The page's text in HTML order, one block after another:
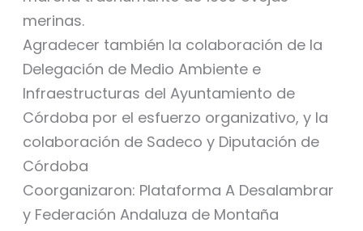
merinas.
Agradecer también la colaboración de la
Delegación de Medio Ambiente e
Infraestructuras del Ayuntamiento de
Córdoba por el esfuerzo organizativo, y la
colaboración de Sadeco y Diputación de
Córdoba
Coorganizaron: Plataforma A Desalambrar
y Federación Andaluza de Montaña